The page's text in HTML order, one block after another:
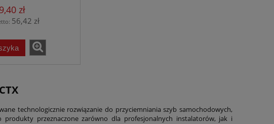
zł
56,42 zł
technologicznie rozwiązanie do przyciemniania szyb samochodowych,
przeznaczone zarówno dla profesjonalnych instalatorów, jak i